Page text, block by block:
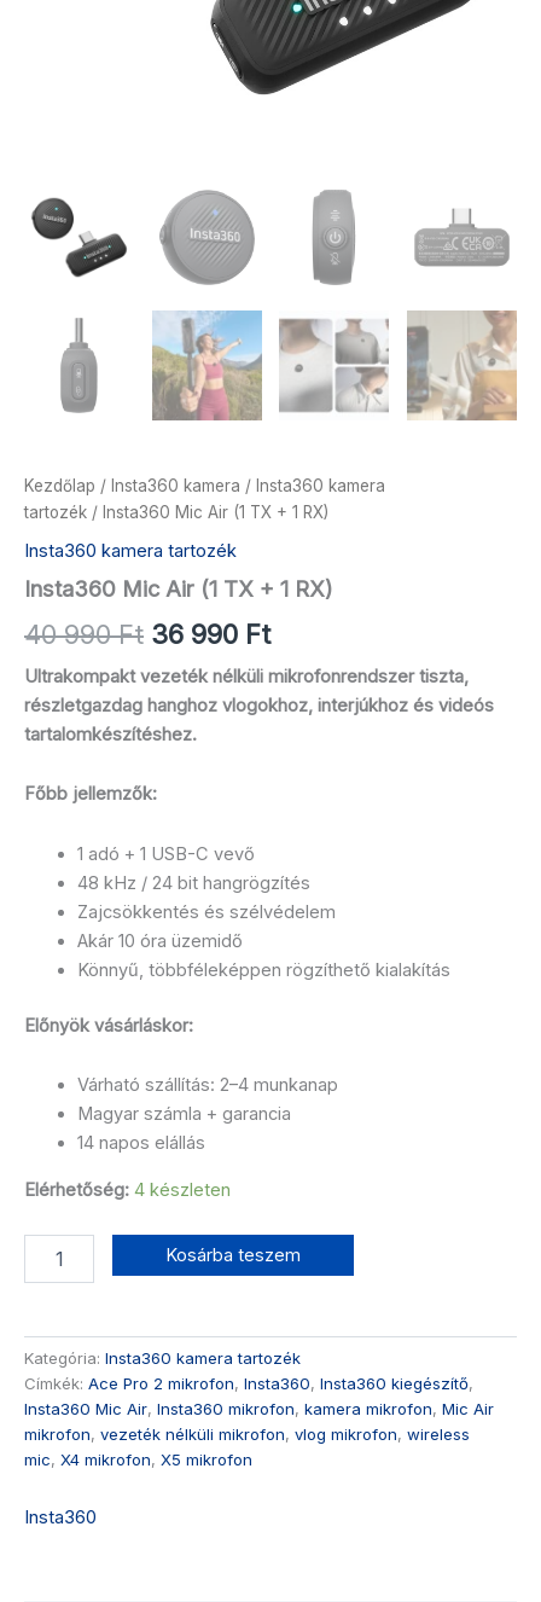
Kezdőlap / Insta360 kamera / Insta360 kamera
tartozék / Insta360 Mic Air (1 TX + 1 RX)
Insta360 kamera tartozék
Insta360 Mic Air (1 TX + 1 RX)
40 990Ft 36 990 Ft
Ultrakompakt vezeték nélküli mikrofonrendszer tiszta,
részletgazdag hanghoz vlogokhoz, interjúkhoz és videós
tartalomkészítéshez.
Főbb jellemzők:
1 adó + 1 USB-C vevő
48 kHz / 24 bit hangrögzítés
Zajcsökkentés és szélvédelem
Akár 10 óra üzemidő
Könnyű, többféleképpen rögzíthető kialakítás
Előnyök vásárláskor:
Várható szállítás: 2–4 munkanap
Magyar számla + garancia
14 napos elállás
Elérhetőség: 4 készleten
Kosárba teszem
Kategória: Insta360 kamera tartozék
Címkék: Ace Pro 2 mikrofon, Insta360, Insta360 kiegészítő,
Insta360 Mic Air, Insta360 mikrofon, kamera mikrofon, Mic Air
mikrofon, vezeték nélküli mikrofon, vlog mikrofon, wireless
mic, X4 mikrofon, X5 mikrofon
Insta360